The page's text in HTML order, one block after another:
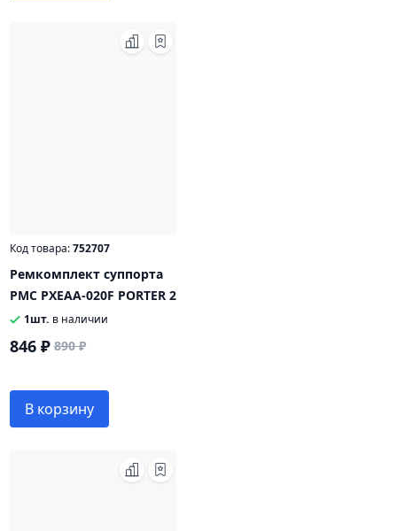
Код товара:752707
Ремкомплект суппорта
PMC PXEAA-020F PORTER 2
1шт. в наличии
846 ₽ 890 ₽
В корзину